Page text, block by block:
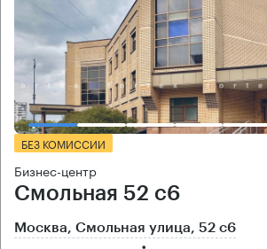
БЕЗ КОМИССИИ
Бизнес-центр
Смольная 52 с6
Москва, Смольная улица, 52 с6